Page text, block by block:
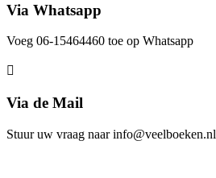
Via Whatsapp
Voeg 06-15464460 toe op Whatsapp
Via de Mail
Stuur uw vraag naar info@veelboeken.nl